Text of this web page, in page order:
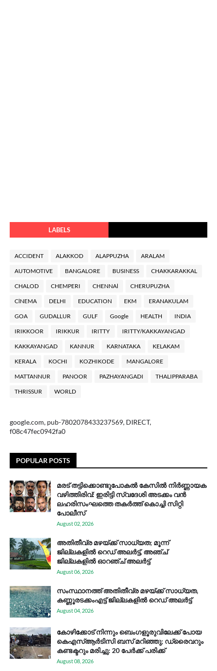
LABELS
ACCIDENT ALAKKOD ALAPPUZHA ARALAM
AUTOMOTIVE BANGALORE BUSINESS CHAKKARAKKAL
CHALOD CHEMPERI CHENNAl CHERUPUZHA
ClNEMA DELHI EDUCATION EKM ERANAKULAM
GOA GUDALLUR GULF Google HEALTH INDIA
IRIKKOOR IRIKKUR IRITTY IRITTY/KAKKAYANGAD
KAKKAYANGAD KANNUR KARNATAKA KELAKAM
KERALA KOCHI KOZHIKODE MANGALORE
MATTANNUR PANOOR PAZHAYANGADI THALIPPARABA
THRISSUR WORLD
google.com, pub-7802078433237569, DIRECT,
f08c47fec0942fa0
POPULAR POSTS
മരട് തട്ടിക്കൊണ്ടുപോകൽ കേസിൽ നിർണ്ണായക
വഴിത്തിരിവ്: ഇരിട്ടി സ്വദേശി അടക്കം വൻ
ലഹരിസംഘത്തെ തകർത്ത് കൊച്ചി സിറ്റി
പോലീസ്
August 02, 2026
അതിതീവ്ര മഴയ്ക്ക് സാധ്യത; മൂന്ന്
ജില്ലകളിൽ റെഡ് അലർട്ട്, അഞ്ച്
ജില്ലകളിൽ ഓറഞ്ച് അലർട്ട്
August 06, 2026
സം​സ്ഥാ​ന​ത്ത് അ​തി​തീ​വ്ര മ​ഴ​യ്ക്ക് സാ​ധ്യ​ത,
കണ്ണൂരടക്കംഎ​ട്ട് ജി​ല്ല​ക​ളി​ൽ റെ​ഡ് അ​ലർ​ട്ട്
August 04, 2026
കോഴിക്കോട് നിന്നും ബെംഗളൂരുവിലേക്ക് പോയ
കെഎസ്ആര്‍ടിസി ബസ് മറിഞ്ഞു; ഡ്രൈവറും
കണ്ടക്ടറും മരിച്ചു: 20 പേര്‍ക്ക് പരിക്ക്
August 08, 2026